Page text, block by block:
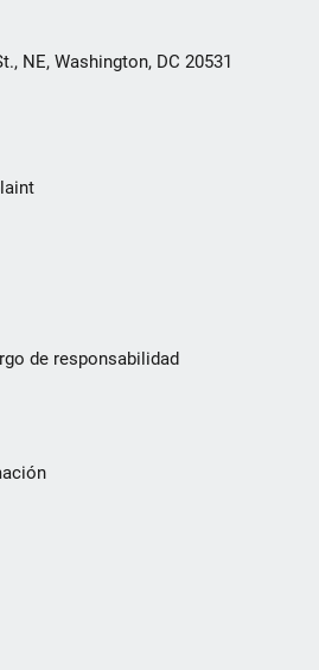
NE, Washington, DC 20531
de responsabilidad